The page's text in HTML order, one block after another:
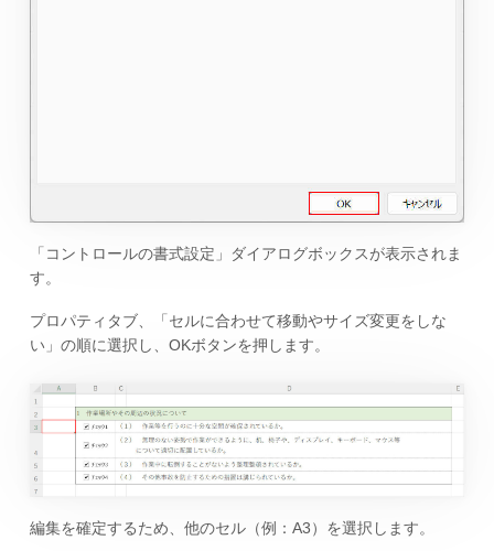
「コントロールの書式設定」ダイアログボックスが表示されま
す。
プロパティタブ、「セルに合わせて移動やサイズ変更をしな
い」の順に選択し、OKボタンを押します。
編集を確定するため、他のセル（例：A3）を選択します。